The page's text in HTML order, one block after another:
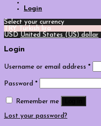
Login
Select your currency
TRY
Turkish lira
USD United States (US) dollar
Login
Username or email address *
Password *
Remember me
Lost your password?